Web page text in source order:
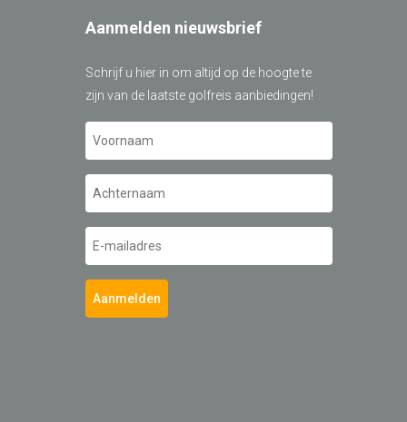
Aanmelden nieuwsbrief
Schrijf u hier in om altijd op de hoogte te
zijn van de laatste golfreis aanbiedingen!